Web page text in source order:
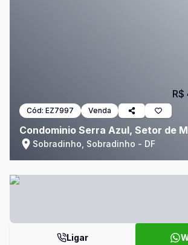
Cód: EZ7997 Venda
Condominio Serra Azul, Setor de
Sobradinho, Sobradinho - DF
Ligar